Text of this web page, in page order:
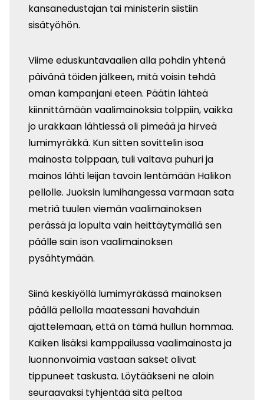
kansanedustajan tai ministerin siistiin
sisätyöhön.
Viime eduskuntavaalien alla pohdin yhtenä
päivänä töiden jälkeen, mitä voisin tehdä
oman kampanjani eteen. Päätin lähteä
kiinnittämään vaalimainoksia tolppiin, vaikka
jo urakkaan lähtiessä oli pimeää ja hirveä
lumimyräkkä. Kun sitten sovittelin isoa
mainosta tolppaan, tuli valtava puhuri ja
mainos lähti leijan tavoin lentämään Halikon
pellolle. Juoksin lumihangessa varmaan sata
metriä tuulen viemän vaalimainoksen
perässä ja lopulta vain heittäytymällä sen
päälle sain ison vaalimainoksen
pysähtymään.
Siinä keskiyöllä lumimyräkässä mainoksen
päällä pellolla maatessani havahduin
ajattelemaan, että on tämä hullun hommaa.
Kaiken lisäksi kamppailussa vaalimainosta ja
luonnonvoimia vastaan sakset olivat
tippuneet taskusta. Löytääkseni ne aloin
seuraavaksi tyhjentää sitä peltoa